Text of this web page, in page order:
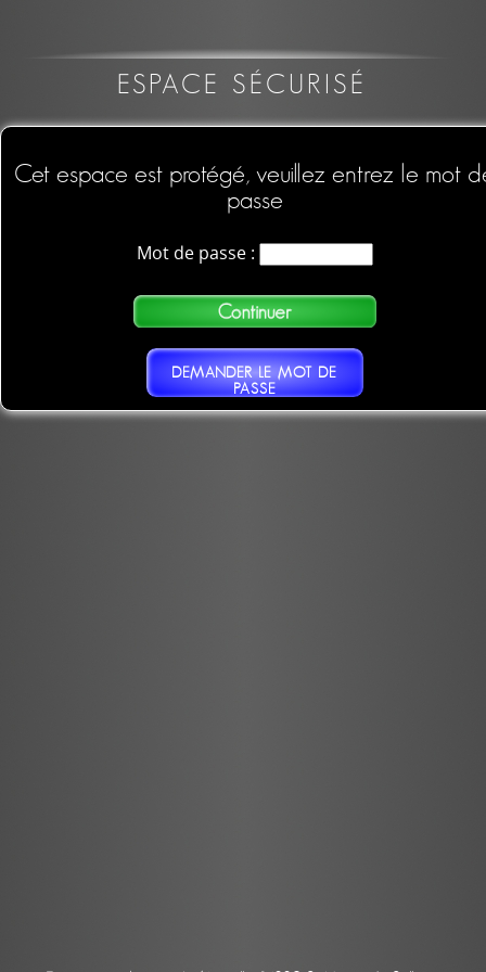
ESPACE SÉCURISÉ
Cet espace est protégé, veuillez entrez le mot
passe
Mot de passe :
DEMANDER LE MOT DE
PASSE